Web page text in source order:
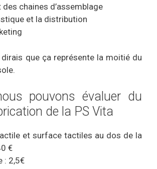
des chaines d’assemblage
et la distribution
que ça représente la moitié du
pouvons évaluer du
de la PS Vita
et surface tactiles au dos de la
€
: 2,5€